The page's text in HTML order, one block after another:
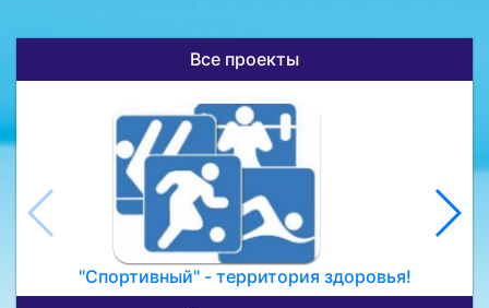
Все проекты
"Спортивный" - территория здоровья!